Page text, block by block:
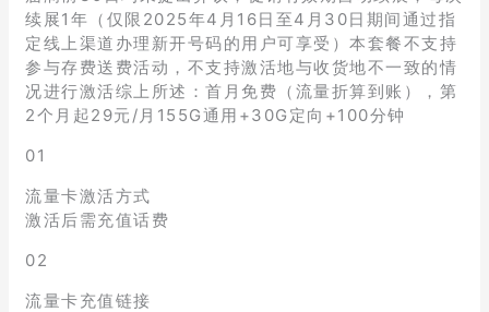
续展1年（仅限2025年4月16日至4月30日期间通过指
定线上渠道办理新开号码的用户可享受）本套餐不支持
参与存费送费活动，不支持激活地与收货地不一致的情
况进行激活综上所述：首月免费（流量折算到账），第
2个月起29元/月155G通用+30G定向+100分钟
01
流量卡激活方式
激活后需充值话费
02
流量卡充值链接